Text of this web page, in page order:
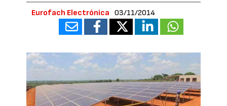
Eurofach Electrónica 03/11/2014